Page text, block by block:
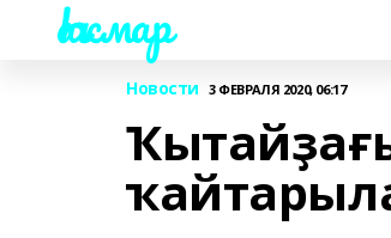
Һаҡмар
Новости 3 ФЕВРАЛЯ 2020, 06:17